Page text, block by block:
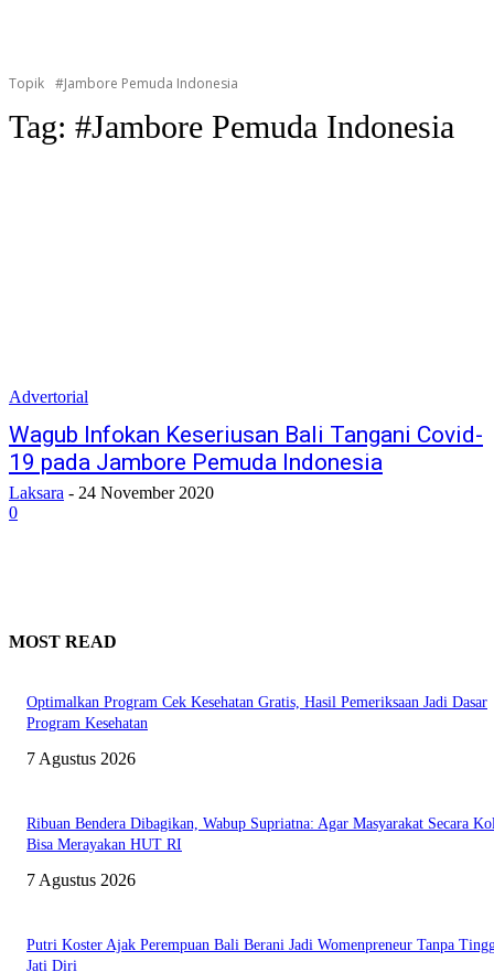
Topik #Jambore Pemuda Indonesia
Tag: #Jambore Pemuda Indonesia
Advertorial
Wagub Infokan Keseriusan Bali Tangani Covid-
19 pada Jambore Pemuda Indonesia
Laksara - 24 November 2020
0
MOST READ
Optimalkan Program Cek Kesehatan Gratis, Hasil Pemeriksaan Jadi Dasar
Program Kesehatan
7 Agustus 2026
Ribuan Bendera Dibagikan, Wabup Supriatna: Agar Masyarakat Secara
Bisa Merayakan HUT RI
7 Agustus 2026
Putri Koster Ajak Perempuan Bali Berani Jadi Womenpreneur Tanpa
Jati Diri